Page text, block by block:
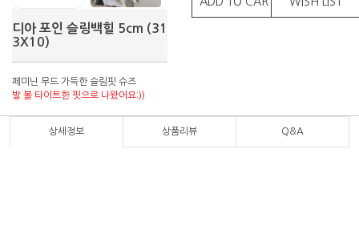
디아 포인 슬링백힐 5cm (31
3X10)
페미닌 무드 가득한 슬림핏 슈즈
발 볼 타이트한 핏으로 나왔어요:))
상세정보 상품리뷰 Q&A